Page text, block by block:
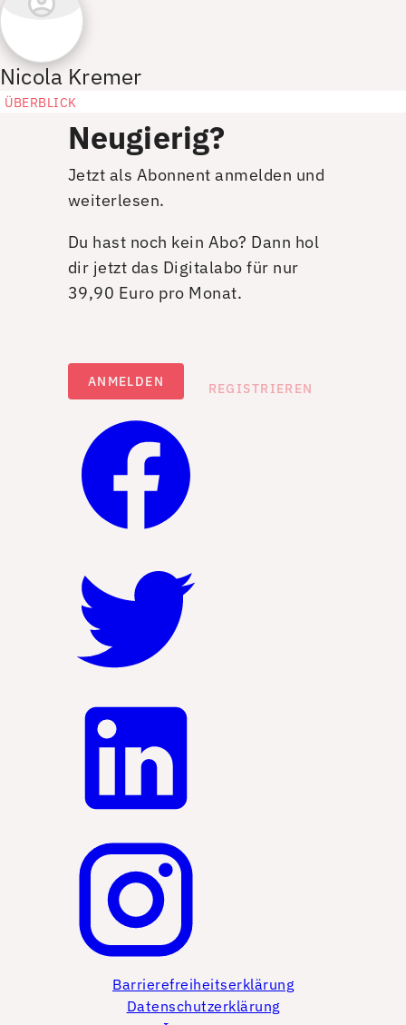
Nicola Kremer
ÜBERBLICK
Neugierig?
Jetzt als Abonnent anmelden und
weiterlesen.
Du hast noch kein Abo? Dann hol
dir jetzt das Digitalabo für nur
39,90 Euro pro Monat.
ANMELDEN REGISTRIEREN
Barrierefreiheitserklärung
Datenschutzerklärung